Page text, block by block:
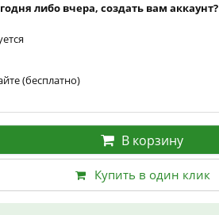
либо вчера, создать вам аккаунт?
(бесплатно)
В корзину
Купить в один клик